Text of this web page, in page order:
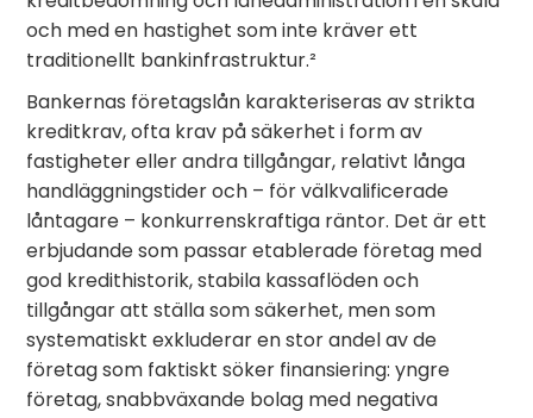
och med en hastighet som inte kräver ett
traditionellt bankinfrastruktur.²
Bankernas företagslån karakteriseras av strikta
kreditkrav, ofta krav på säkerhet i form av
fastigheter eller andra tillgångar, relativt långa
handläggningstider och – för välkvalificerade
låntagare – konkurrenskraftiga räntor. Det är ett
erbjudande som passar etablerade företag med
god kredithistorik, stabila kassaflöden och
tillgångar att ställa som säkerhet, men som
systematiskt exkluderar en stor andel av de
företag som faktiskt söker finansiering: yngre
företag, snabbväxande bolag med negativa